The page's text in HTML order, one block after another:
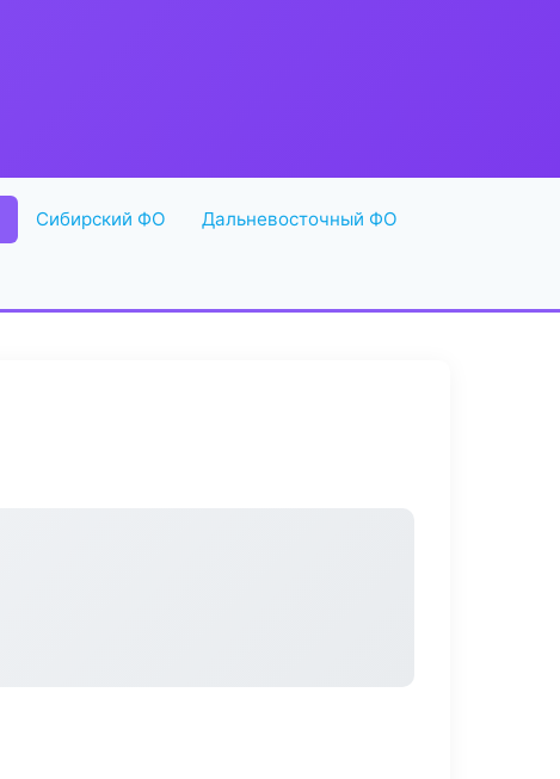
Сибирский ФО Дальневосточный ФО